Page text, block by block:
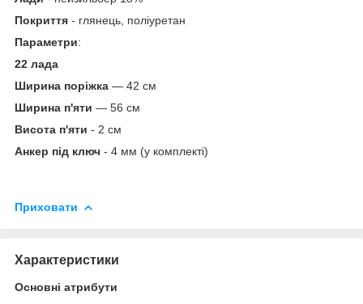
Покриття - глянець, поліуретан
Параметри:
22 лада
Ширина поріжка — 42 см
Ширина п'яти — 56 см
Висота п'яти - 2 см
Анкер під ключ - 4 мм (у комплекті)
Приховати
Характеристики
Основні атрибути